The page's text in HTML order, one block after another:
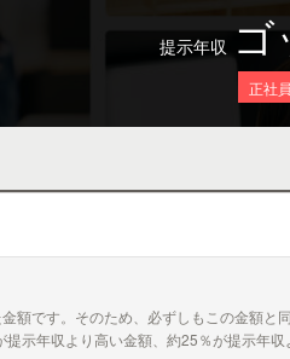
提示年収 ゴ
正社員
です。そのため、必ずしもこの金額と
示年収より高い金額、約25％が提示年収